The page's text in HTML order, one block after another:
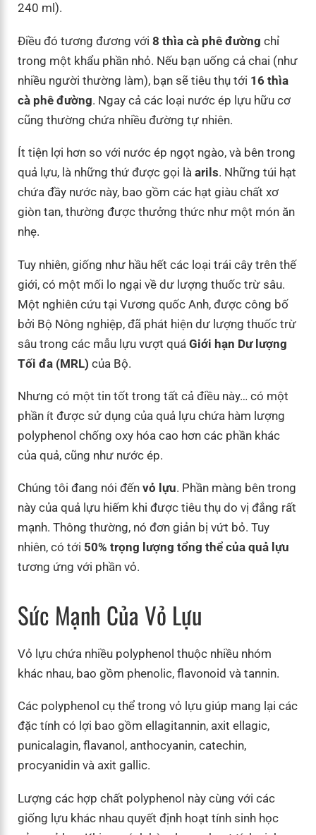
240 ml).
Điều đó tương đương với 8 thìa cà phê đường chỉ
trong một khẩu phần nhỏ. Nếu bạn uống cả chai (như
nhiều người thường làm), bạn sẽ tiêu thụ tới 16 thìa
cà phê đường. Ngay cả các loại nước ép lựu hữu cơ
cũng thường chứa nhiều đường tự nhiên.
Ít tiện lợi hơn so với nước ép ngọt ngào, và bên trong
quả lựu, là những thứ được gọi là arils. Những túi hạt
chứa đầy nước này, bao gồm các hạt giàu chất xơ
giòn tan, thường được thưởng thức như một món ăn
nhẹ.
Tuy nhiên, giống như hầu hết các loại trái cây trên thế
giới, có một mối lo ngại về dư lượng thuốc trừ sâu.
Một nghiên cứu tại Vương quốc Anh, được công bố
bởi Bộ Nông nghiệp, đã phát hiện dư lượng thuốc trừ
sâu trong các mẫu lựu vượt quá Giới hạn Dư lượng
Tối đa (MRL) của Bộ.
Nhưng có một tin tốt trong tất cả điều này… có một
phần ít được sử dụng của quả lựu chứa hàm lượng
polyphenol chống oxy hóa cao hơn các phần khác
của quả, cũng như nước ép.
Chúng tôi đang nói đến vỏ lựu. Phần màng bên trong
này của quả lựu hiếm khi được tiêu thụ do vị đắng rất
mạnh. Thông thường, nó đơn giản bị vứt bỏ. Tuy
nhiên, có tới 50% trọng lượng tổng thể của quả lựu
tương ứng với phần vỏ.
Sức Mạnh Của Vỏ Lựu
Vỏ lựu chứa nhiều polyphenol thuộc nhiều nhóm
khác nhau, bao gồm phenolic, flavonoid và tannin.
Các polyphenol cụ thể trong vỏ lựu giúp mang lại các
đặc tính có lợi bao gồm ellagitannin, axit ellagic,
punicalagin, flavanol, anthocyanin, catechin,
procyanidin và axit gallic.
Lượng các hợp chất polyphenol này cùng với các
giống lựu khác nhau quyết định hoạt tính sinh học